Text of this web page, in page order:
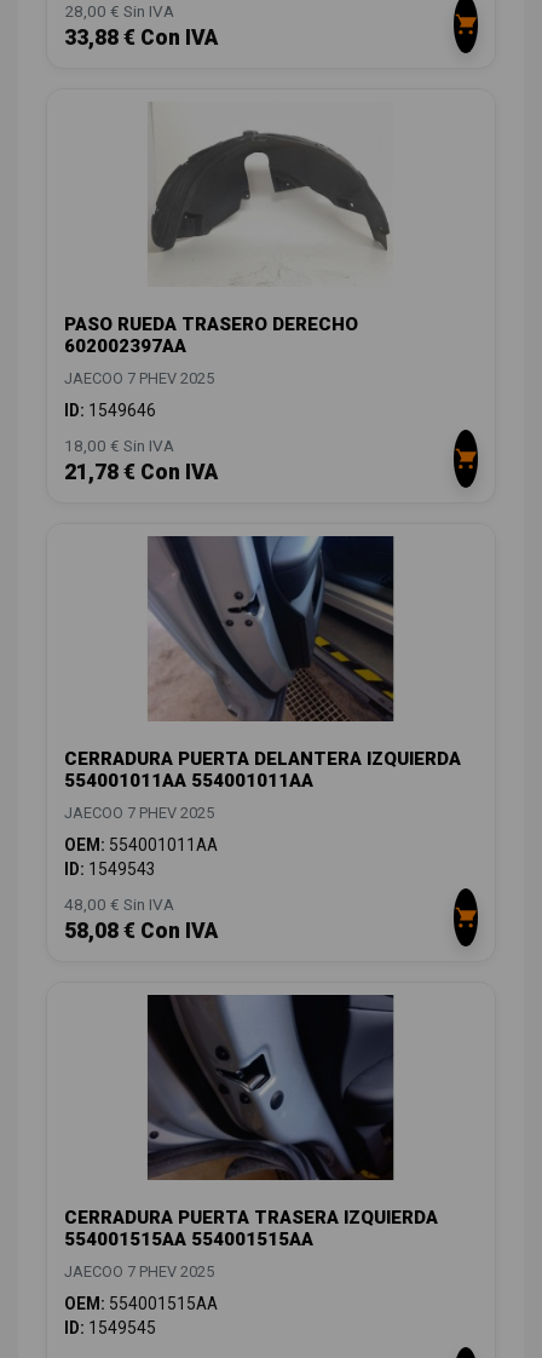
28,00 € Sin IVA
33,88 € Con IVA
PASO RUEDA TRASERO DERECHO
602002397AA
JAECOO 7 PHEV 2025
ID: 1549646
18,00 € Sin IVA
21,78 € Con IVA
CERRADURA PUERTA DELANTERA IZQUIERDA
554001011AA 554001011AA
JAECOO 7 PHEV 2025
OEM: 554001011AA
ID: 1549543
48,00 € Sin IVA
58,08 € Con IVA
CERRADURA PUERTA TRASERA IZQUIERDA
554001515AA 554001515AA
JAECOO 7 PHEV 2025
OEM: 554001515AA
ID: 1549545